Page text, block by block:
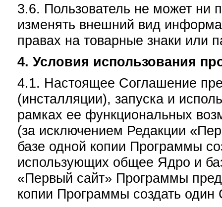
3.6. Пользователь не может ни
изменять внешний вид
правах на товарные знаки или
4. Условия использования
4.1. Настоящее Соглашение
(инсталляции), запуска и
рамках ее функциональных
(за исключением Редакции
базе одной копии Программы
использующих общее Ядро и
«Первый сайт» Программы
копии Программы создать один